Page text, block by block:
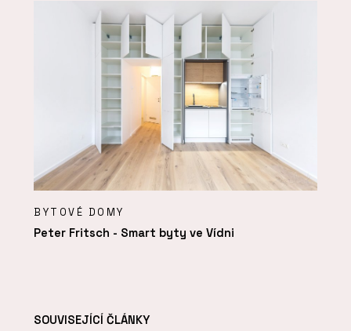
BYTOVÉ DOMY
Peter Fritsch - Smart byty ve Vídni
SOUVISEJÍCÍ ČLÁNKY